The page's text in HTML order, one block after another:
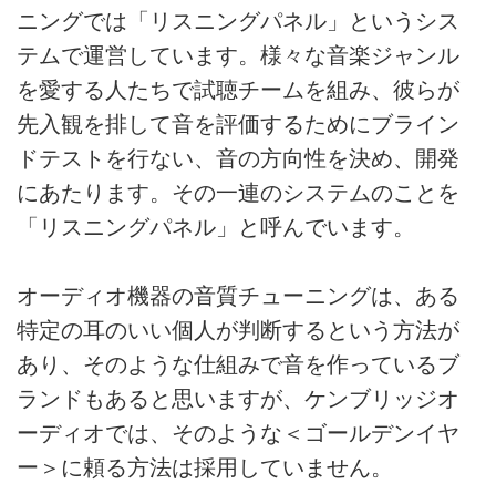
ニングでは「リスニングパネル」というシス
テムで運営しています。様々な音楽ジャンル
を愛する人たちで試聴チームを組み、彼らが
先入観を排して音を評価するためにブライン
ドテストを行ない、音の方向性を決め、開発
にあたります。その一連のシステムのことを
「リスニングパネル」と呼んでいます。
オーディオ機器の音質チューニングは、ある
特定の耳のいい個人が判断するという方法が
あり、そのような仕組みで音を作っているブ
ランドもあると思いますが、ケンブリッジオ
ーディオでは、そのような＜ゴールデンイヤ
ー＞に頼る方法は採用していません。